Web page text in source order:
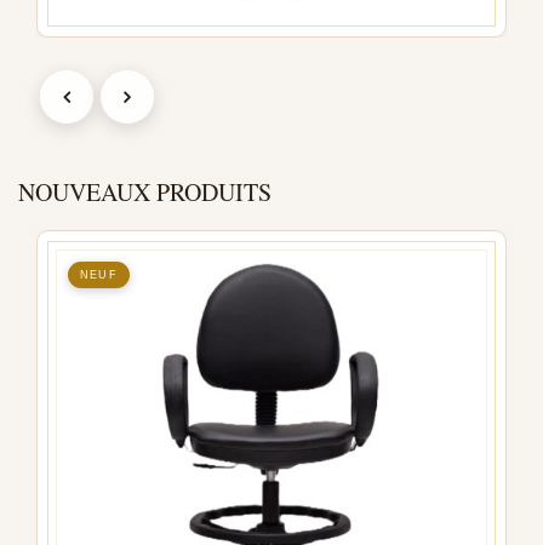
NOUVEAUX PRODUITS
NEUF